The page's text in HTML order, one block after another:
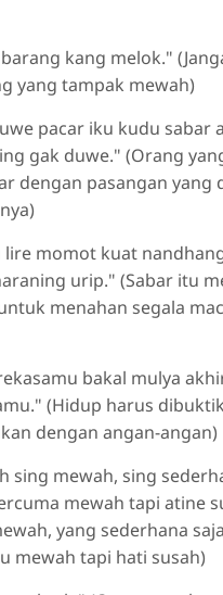
kang melok."
yang tampak mewah)
pacar iku kudu sabar
gak duwe." (Orang
dengan pasangan yang
lire momot kuat
urip." (Sabar itu
menahan segala
bakal mulya
(Hidup harus
dengan angan-angan)
sing mewah, sing
mewah tapi atine
yang sederhana
mewah tapi hati susah)